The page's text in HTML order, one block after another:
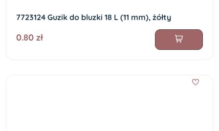
7723124 Guzik do bluzki 18 L (11 mm), żółty
0.80 zł